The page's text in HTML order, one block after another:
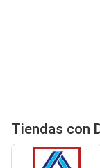
Tiendas con